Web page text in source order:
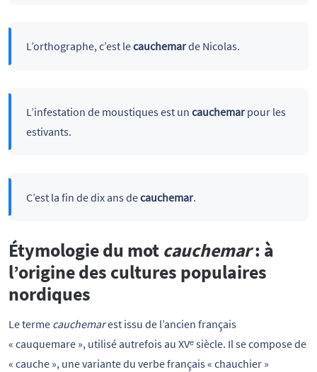
L’orthographe, c’est lecauchemarde Nicolas.
L’infestation de moustiques est un cauchemarpour les
estivants.
C’est la fin de dix ans decauchemar.
Étymologie du mot cauchemar: à
l’origine des cultures populaires
nordiques
Le terme cauchemarest issu de l’ancien français
« cauquemare », utilisé autrefois au XVᵉ siècle. Il se compose de
« cauche », une variante du verbe français « chauchier »